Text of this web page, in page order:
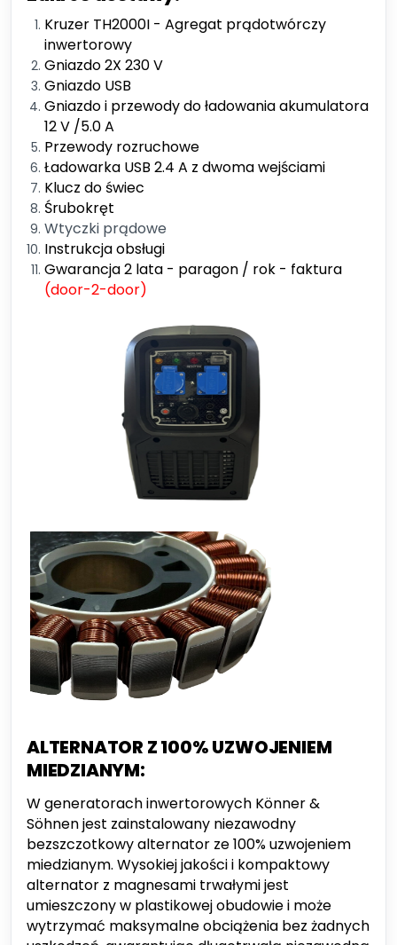
Kruzer TH2000I - Agregat prądotwórczy
inwertorowy
Gniazdo 2X 230 V
Gniazdo USB
Gniazdo i przewody do ładowania akumulatora
12 V /5.0 A
Przewody rozruchowe
Ładowarka USB 2.4 A z dwoma wejściami
Klucz do świec
Śrubokręt
Wtyczki prądowe
Instrukcja obsługi
Gwarancja 2 lata - paragon / rok - faktura
(door-2-door)
ALTERNATOR Z 100% UZWOJENIEM
MIEDZIANYM:
W generatorach inwertorowych Könner &
Söhnen jest zainstalowany niezawodny
bezszczotkowy alternator ze 100% uzwojeniem
miedzianym. Wysokiej jakości i kompaktowy
alternator z magnesami trwałymi jest
umieszczony w plastikowej obudowie i może
wytrzymać maksymalne obciążenia bez żadnych